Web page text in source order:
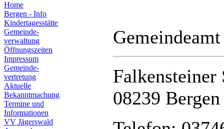
Home
Bergen - Info
Kindertagesstätte
Gemeinde-
verwaltung
Öffnungszeiten
Impressum
Gemeinde-
vertretung
Aktuelle
Bekanntmachung
Termine und
Informationen
VV Jägerswald
Falkensteiner
08239 Bergen